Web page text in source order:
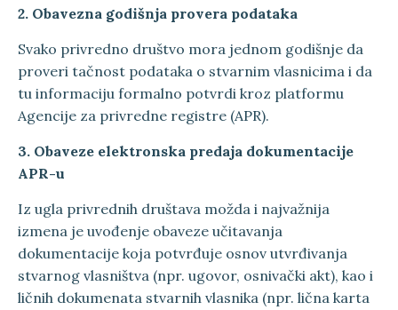
2. Obavezna godišnja provera podataka
Svako privredno društvo mora jednom godišnje da
proveri tačnost podataka o stvarnim vlasnicima i da
tu informaciju formalno potvrdi kroz platformu
Agencije za privredne registre (APR).
3. Obaveze elektronska predaja dokumentacije
APR-u
Iz ugla privrednih društava možda i najvažnija
izmena je uvođenje obaveze učitavanja
dokumentacije koja potvrđuje osnov utvrđivanja
stvarnog vlasništva (npr. ugovor, osnivački akt), kao i
ličnih dokumenata stvarnih vlasnika (npr. lična karta